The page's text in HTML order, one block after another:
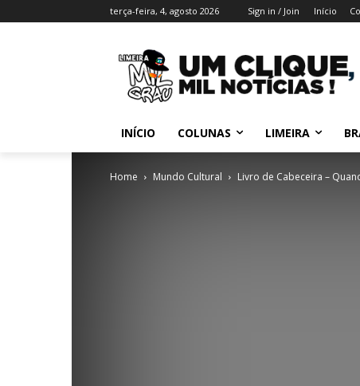
terça-feira, 4, agosto 2026 Sign in / Join Início
INÍCIO COLUNAS LIMEIRA
Home Mundo Cultural Livro de Cabeceira –